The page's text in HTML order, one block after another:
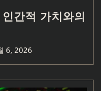
간적 가치와의
6, 2026